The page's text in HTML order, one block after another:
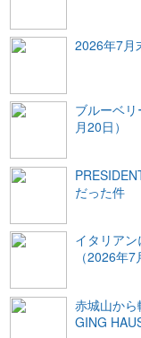
2026年7月
ブルーベ
月20日）
だった件
イタリア
（2026年7
赤城山か
GING